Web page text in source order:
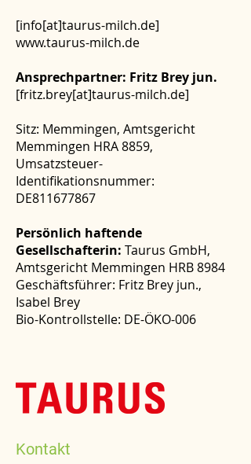
[info[at]taurus-milch.de]
www.taurus-milch.de
Ansprechpartner: Fritz Brey jun.
[fritz.brey[at]taurus-milch.de]
Sitz: Memmingen, Amtsgericht
Memmingen HRA 8859,
Umsatzsteuer-
Identifikationsnummer:
DE811677867
Persönlich haftende
Gesellschafterin: Taurus GmbH,
Amtsgericht Memmingen HRB 8984
Geschäftsführer: Fritz Brey jun.,
Isabel Brey
Bio-Kontrollstelle: DE-ÖKO-006
Kontakt